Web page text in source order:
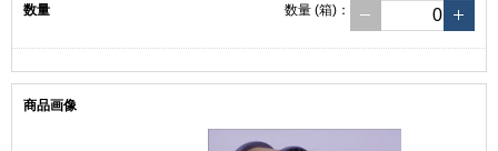
数量 (箱) ：